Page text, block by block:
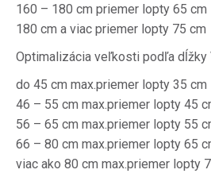
160 – 180 cm priemer lopty 65 cm
180 cm a viac priemer lopty 75 cm
Optimalizácia veľkosti podľa dĺžky
do 45 cm max.priemer lopty 35 cm
46 – 55 cm max.priemer lopty 45
56 – 65 cm max.priemer lopty 55
66 – 80 cm max.priemer lopty 65
viac ako 80 cm max.priemer lopty